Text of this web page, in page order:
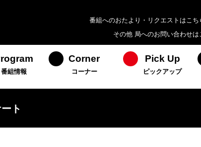
番組へのおたより・リクエストはこち
その他 局へのお問い合わせは
番組情報
Corner
コーナー
Pick Up
ピックアップ
ト